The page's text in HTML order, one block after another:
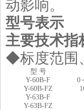
动影响。
型号表示
主要技术指
◆标度范围
型 号
Y-60B-F
0
Y-60B-FZ
Y-63B-F
Y-63B-FZ